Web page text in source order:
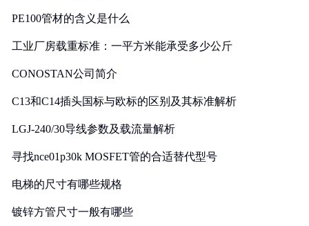
PE100管材的含义是什么
工业厂房载重标准：一平方米能承受多少公斤
CONOSTAN公司简介
C13和C14插头国标与欧标的区别及其标准解析
LGJ-240/30导线参数及载流量解析
寻找nce01p30k MOSFET管的合适替代型号
电梯的尺寸有哪些规格
镀锌方管尺寸一般有哪些